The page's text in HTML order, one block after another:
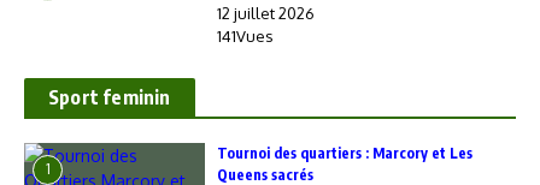
12 juillet 2026
141Vues
Sport feminin
1
‎Tournoi des quartiers : Marcory et Les
Queens sacrés